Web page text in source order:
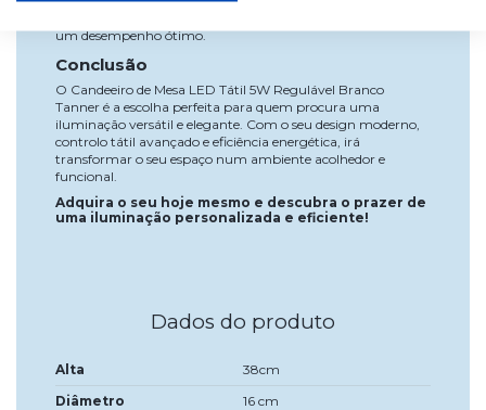
um desempenho ótimo.
Conclusão
O Candeeiro de Mesa LED Tátil 5W Regulável Branco
Tanner é a escolha perfeita para quem procura uma
iluminação versátil e elegante. Com o seu design moderno,
controlo tátil avançado e eficiência energética, irá
transformar o seu espaço num ambiente acolhedor e
funcional.
Adquira o seu hoje mesmo e descubra o prazer de
uma iluminação personalizada e eficiente!
Dados do produto
Alta
38cm
Diâmetro
16 cm